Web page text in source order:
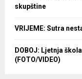
skupštine
VRIJEME: Sutra
DOBOJ: Ljetnja
(FOTO/VIDEO)